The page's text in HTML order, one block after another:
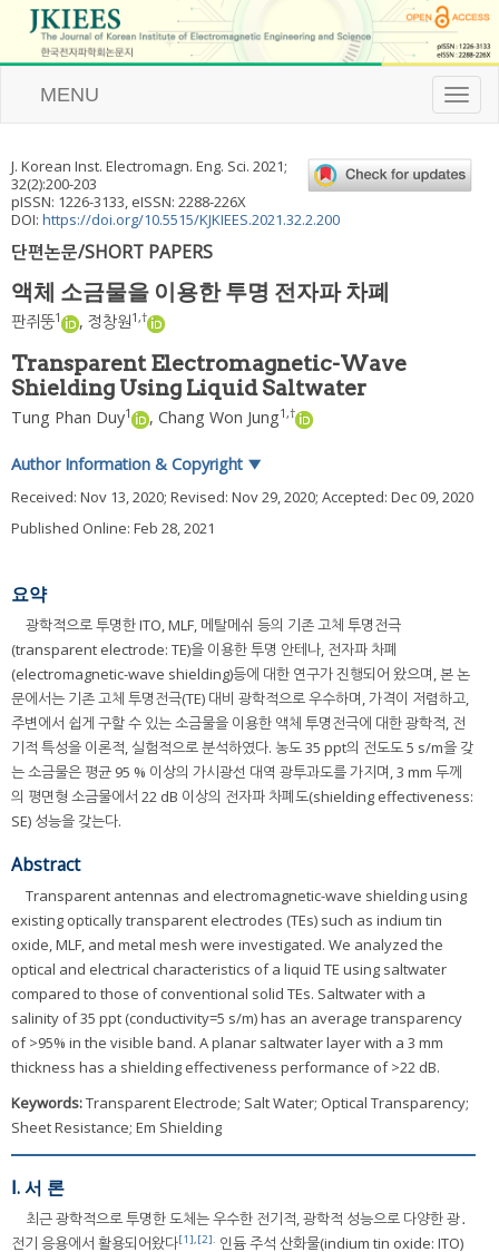
T
o
l
e
MENU
J. Korean Inst. Electromagn. Eng. Sci. 2021;
32(2):200-203
pISSN: 1226-3133, eISSN: 2288-226X
DOI: https://doi.org/10.5515/KJKIEES.2021.32.2.200
단편논문/SHORT PAPERS
액체 소금물을 이용한 투명 전자파 차폐
판쥐뚱1 , 정창원1,†
Transparent Electromagnetic-Wave
Shielding Using Liquid Saltwater
Tung Phan Duy1 , Chang Won Jung1,†
Author Information & Copyright ▼
Received: Nov 13, 2020; Revised: Nov 29, 2020; Accepted: Dec 09, 2020
Published Online: Feb 28, 2021
요약
광학적으로 투명한 ITO, MLF, 메탈메쉬 등의 기존 고체 투명전극
(transparent electrode: TE)을 이용한 투명 안테나, 전자파 차폐
(electromagnetic-wave shielding)등에 대한 연구가 진행되어 왔으며, 본 논
문에서는 기존 고체 투명전극(TE) 대비 광학적으로 우수하며, 가격이 저렴하고,
주변에서 쉽게 구할 수 있는 소금물을 이용한 액체 투명전극에 대한 광학적, 전
기적 특성을 이론적, 실험적으로 분석하였다. 농도 35 ppt의 전도도 5 s/m을 갖
는 소금물은 평균 95 % 이상의 가시광선 대역 광투과도를 가지며, 3 mm 두께
의 평면형 소금물에서 22 dB 이상의 전자파 차폐도(shielding effectiveness:
SE) 성능을 갖는다.
Abstract
Transparent antennas and electromagnetic-wave shielding using
existing optically transparent electrodes (TEs) such as indium tin
oxide, MLF, and metal mesh were investigated. We analyzed the
optical and electrical characteristics of a liquid TE using saltwater
compared to those of conventional solid TEs. Saltwater with a
salinity of 35 ppt (conductivity=5 s/m) has an average transparency
of >95% in the visible band. A planar saltwater layer with a 3 mm
thickness has a shielding effectiveness performance of >22 dB.
Keywords:Transparent Electrode; Salt Water; Optical Transparency;
Sheet Resistance; Em Shielding
Ⅰ. 서 론
최근 광학적으로 투명한 도체는 우수한 전기적, 광학적 성능으로 다양한 광․
전기 응용에서 활용되어왔다[1],[2]. 인듐 주석 산화물(indium tin oxide: ITO)